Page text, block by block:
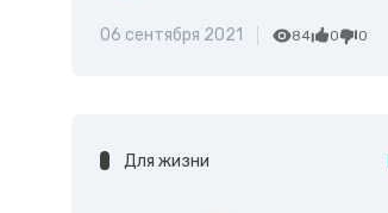
06 сентября 2021 84 0 0
Для жизни